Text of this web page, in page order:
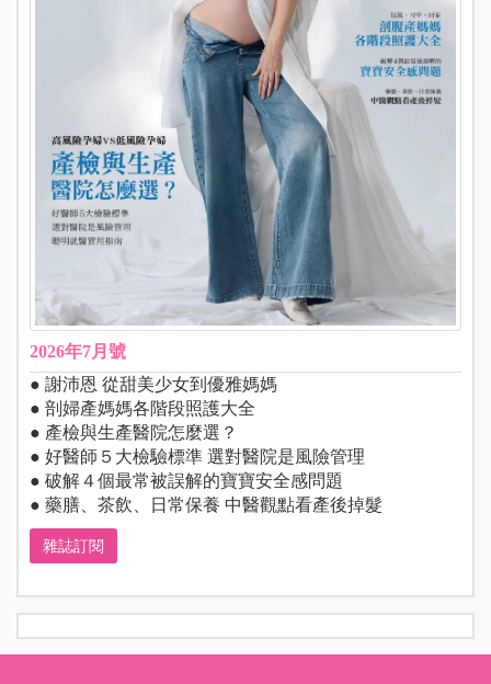
2026年7月號
● 謝沛恩 從甜美少女到優雅媽媽
● 剖婦產媽媽各階段照護大全
● 產檢與生產醫院怎麼選？
● 好醫師５大檢驗標準 選對醫院是風險管理
● 破解４個最常被誤解的寶寶安全感問題
● 藥膳、茶飲、日常保養 中醫觀點看產後掉髮
雜誌訂閱